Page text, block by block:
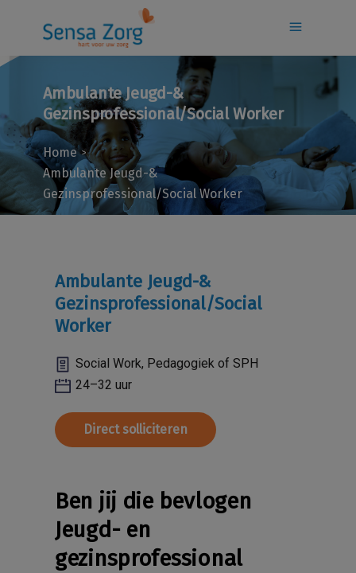
Ambulante Jeugd-&
Gezinsprofessional/Social Worker
Home>
Ambulante Jeugd-&
Gezinsprofessional/Social Worker
Ambulante Jeugd-&
Gezinsprofessional/Social
Worker
Social Work, Pedagogiek of SPH
24–32 uur
Direct solliciteren
Ben jij die bevlogen
Jeugd- en
gezinsprofessional